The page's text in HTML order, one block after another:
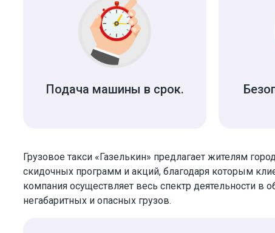
Подача машины в срок.
Грузовое такси «Газелькин» предлагает жителям
скидочных программ и акций, благодаря которым
компания осуществляет весь спектр деятельности
негабаритных и опасных грузов.